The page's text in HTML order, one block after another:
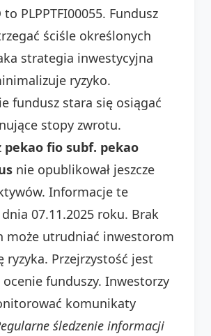
PLPPTFI00055. Fundusz
ściśle określonych
strategia inwestycyjna
ryzyko.
fundusz stara się osiągać
stopy zwrotu.
pekao fio subf. pekao
nie opublikował jeszcze
Informacje te
07.11.2025 roku. Brak
może utrudniać inwestorom
ryzyka. Przejrzystość jest
funduszy. Inwestorzy
komunikaty
śledzenie informacji